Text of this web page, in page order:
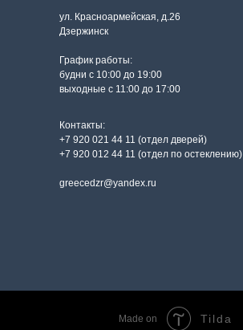
ул. Красноармейская, д.26
Дзержинск
График работы:
будни с 10:00 до 19:00
выходные с 11:00 до 17:00
Контакты:
+7 920 021 44 11 (отдел дверей)
+7 920 012 44 11 (отдел по остеклению)
greecedzr@yandex.ru
Made on Tilda